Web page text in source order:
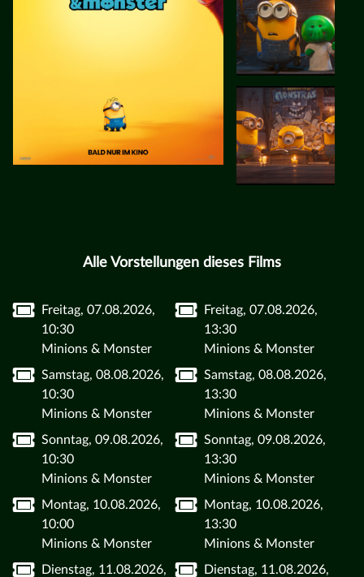
Alle Vorstellungen dieses Films
Freitag, 07.08.2026,
10:30
Minions & Monster
Freitag, 07.08.2026,
13:30
Minions & Monster
Samstag, 08.08.2026,
10:30
Minions & Monster
Samstag, 08.08.2026,
13:30
Minions & Monster
Sonntag, 09.08.2026,
10:30
Minions & Monster
Sonntag, 09.08.2026,
13:30
Minions & Monster
Montag, 10.08.2026,
10:00
Minions & Monster
Montag, 10.08.2026,
13:30
Minions & Monster
Dienstag, 11.08.2026,
Dienstag, 11.08.2026,